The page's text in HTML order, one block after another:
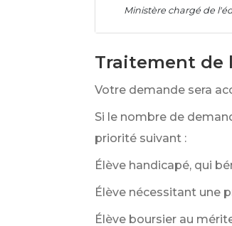
Ministère chargé de
Traitement de
Votre demande sera
Si le nombre de
priorité suivant :
Élève handicapé, qui
Élève nécessitant une
Élève boursier au